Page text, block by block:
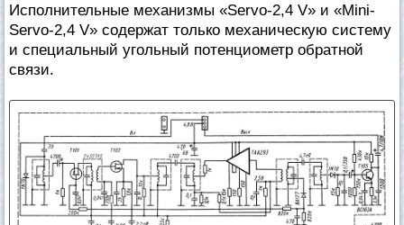
Исполнительные механизмы «Servo-2,4 V» и «Mini-
Servo-2,4 V» содержат только механическую систему
и специальный угольный потенциометр обратной
связи.